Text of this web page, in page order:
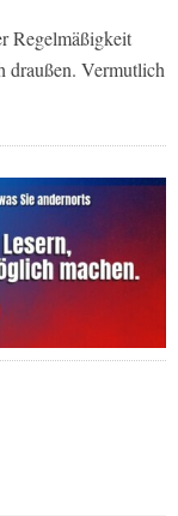
Regelmäßigkeit
draußen. Vermutlich